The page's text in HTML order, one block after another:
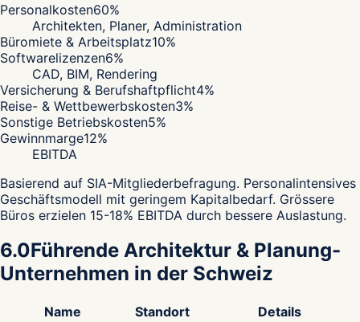
Personalkosten60%
Architekten, Planer, Administration
Büromiete & Arbeitsplatz10%
Softwarelizenzen6%
CAD, BIM, Rendering
Versicherung & Berufshaftpflicht4%
Reise- & Wettbewerbskosten3%
Sonstige Betriebskosten5%
Gewinnmarge12%
EBITDA
Basierend auf SIA-Mitgliederbefragung. Personalintensives
Geschäftsmodell mit geringem Kapitalbedarf. Grössere
Büros erzielen 15-18% EBITDA durch bessere Auslastung.
6.0Führende Architektur & Planung-
Unternehmen in der Schweiz
Name Standort Details